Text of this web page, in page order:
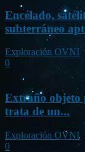
Encélado,
subterráneo
Exploración OVNI -
0
Extraño objeto
trata de un...
Exploración OVNI -
0